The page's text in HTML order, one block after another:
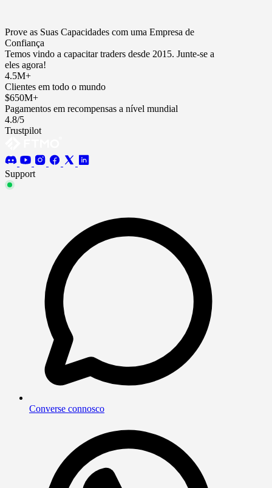
Prove as Suas Capacidades com uma Empresa de
Confiança
Temos vindo a capacitar traders desde 2015. Junte-se a
eles agora!
4.5M+
Clientes em todo o mundo
$650M+
Pagamentos em recompensas a nível mundial
4.8/5
Trustpilot
Support
Converse connosco